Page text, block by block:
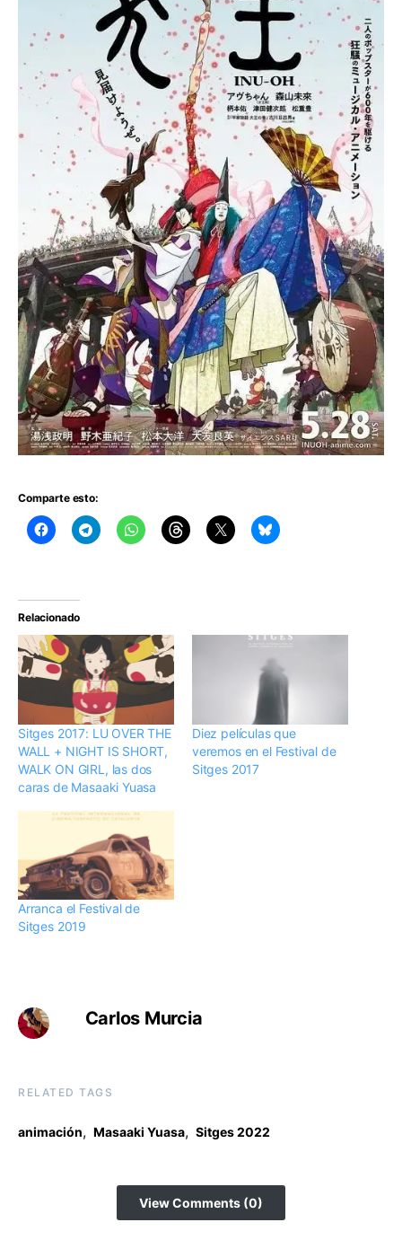
Comparte esto:
Relacionado
Sitges 2017: LU OVER THE
WALL + NIGHT IS SHORT,
WALK ON GIRL, las dos
caras de Masaaki Yuasa
Diez películas que
veremos en el Festival de
Sitges 2017
Arranca el Festival de
Sitges 2019
Carlos Murcia
RELATED TAGS
animación, Masaaki Yuasa, Sitges 2022
View Comments (0)